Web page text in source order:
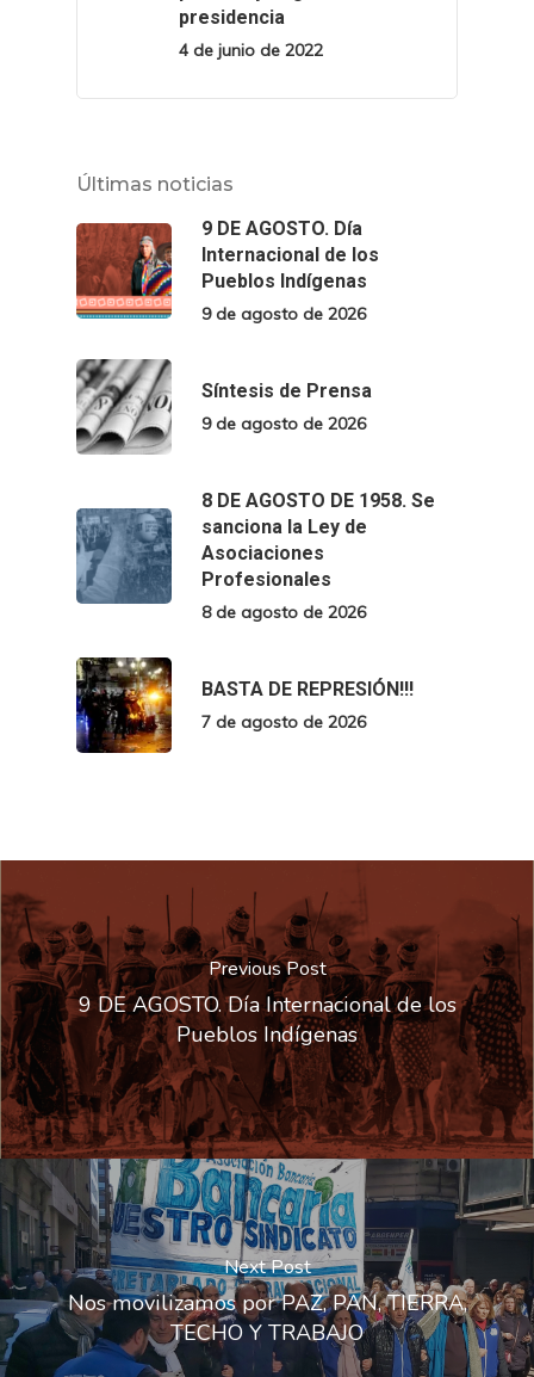
presidencia
4 de junio de 2022
Últimas noticias
9 DE AGOSTO. Día
Internacional de los
Pueblos Indígenas
9 de agosto de 2026
Síntesis de Prensa
9 de agosto de 2026
8 DE AGOSTO DE 1958. Se
sanciona la Ley de
Asociaciones
Profesionales
8 de agosto de 2026
BASTA DE REPRESIÓN!!!
7 de agosto de 2026
Previous Post
9 DE AGOSTO. Día Internacional de los
Pueblos Indígenas
Next Post
Nos movilizamos por PAZ, PAN, TIERRA,
TECHO Y TRABAJO